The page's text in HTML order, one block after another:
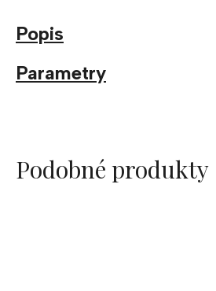
Popis
Parametry
Podobné produkty